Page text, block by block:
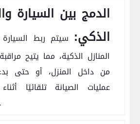
الدمج بين السيارة
الذكي: سيتم ربط
المنازل الذكية، مما يتيح
من داخل المنزل، أو حتى
عمليات الصيانة تلقائيًا
السيارة.